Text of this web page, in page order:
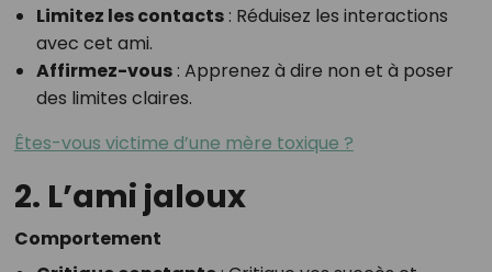
Limitez les contacts: Réduisez les interactions
avec cet ami.
Affirmez-vous: Apprenez à dire non et à poser
des limites claires.
Êtes-vous victime d’une mère toxique ?
2. L’ami jaloux
Comportement